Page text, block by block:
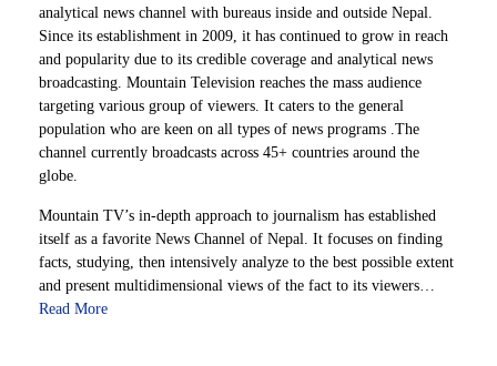
analytical news channel with bureaus inside and outside Nepal.
Since its establishment in 2009, it has continued to grow in reach
and popularity due to its credible coverage and analytical news
broadcasting. Mountain Television reaches the mass audience
targeting various group of viewers. It caters to the general
population who are keen on all types of news programs .The
channel currently broadcasts across 45+ countries around the
globe.
Mountain TV’s in-depth approach to journalism has established
itself as a favorite News Channel of Nepal. It focuses on finding
facts, studying, then intensively analyze to the best possible extent
and present multidimensional views of the fact to its viewers…
Read More